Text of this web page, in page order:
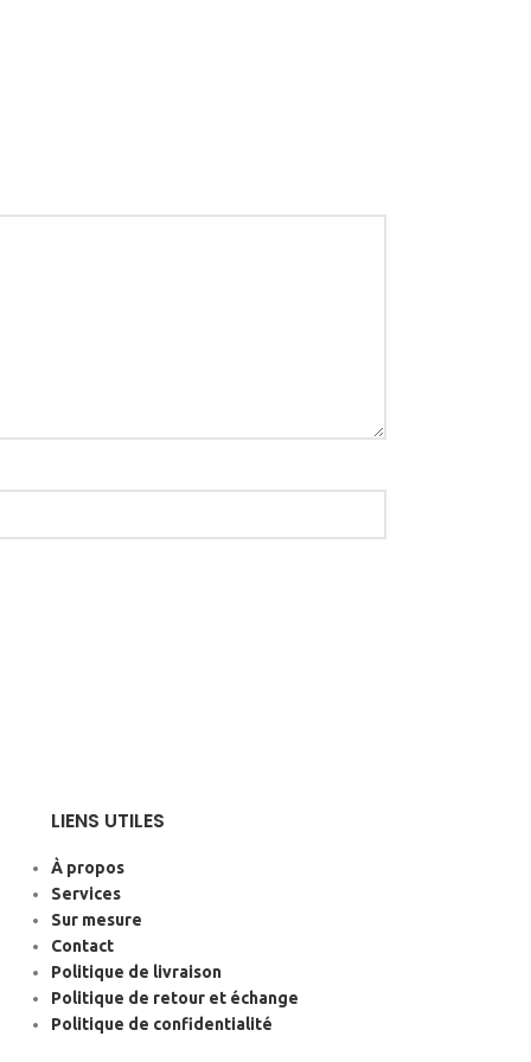
LIENS UTILES
À propos
Services
Sur mesure
Contact
Politique de livraison
Politique de retour et échange
Politique de confidentialité